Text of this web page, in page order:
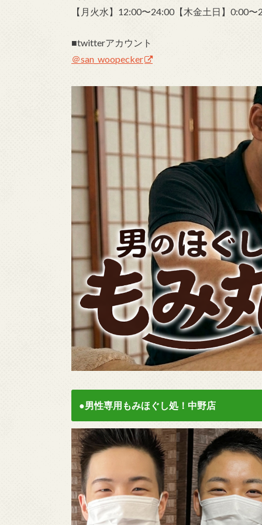
【月火水】12:00〜24:00【木金土日】0:00〜
■twitterアカウント
＠san_woopecker
●男性専用もみほぐし処！中野店